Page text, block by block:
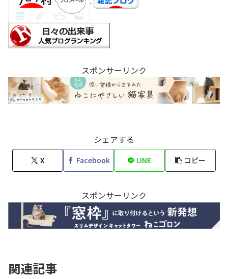
スポンサーリンク
シェアする
X Facebook LINE コピー
スポンサーリンク
関連記事